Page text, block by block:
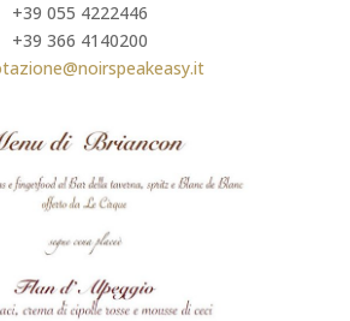
+39 055 4222446
+39 366 4140200